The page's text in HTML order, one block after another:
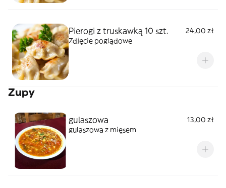
Pierogi z truskawką 10 szt.
24,00 zł
Zdjęcie poglądowe
Zupy
gulaszowa
13,00 zł
gulaszowa z mięsem